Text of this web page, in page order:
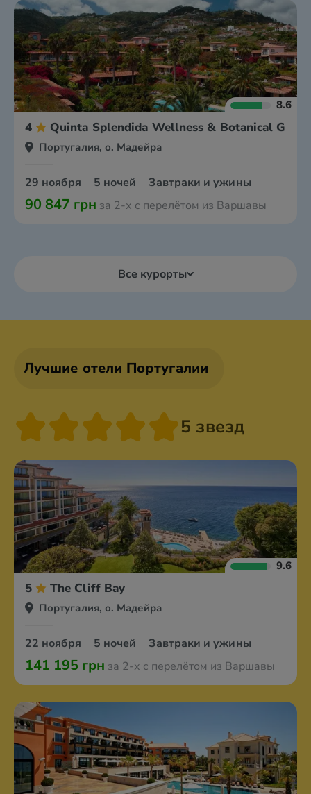
8.6
4 Quinta Splendida Wellness & Botanical
Португалия, о. Мадейра
29 ноября 5 ночей Завтраки и ужины
90 847 грн за 2-х с перелётом из Варшавы
Все курорты
Лучшие отели Португалии
5 звезд
9.6
5 The Cliff Bay
Португалия, о. Мадейра
22 ноября 5 ночей Завтраки и ужины
141 195 грн за 2-х с перелётом из Варшавы